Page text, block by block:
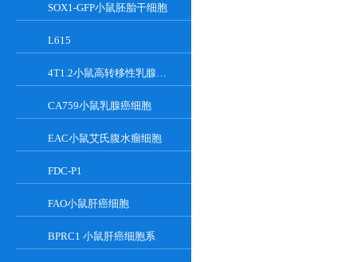
SOX1-GFP小鼠胚胎干细胞
L615
4T1.2小鼠高转移性乳腺癌细胞
CA759小鼠乳腺癌细胞
EAC小鼠艾氏腹水瘤细胞
FDC-P1
FAO小鼠肝癌细胞
BPRC1 小鼠肝癌细胞系